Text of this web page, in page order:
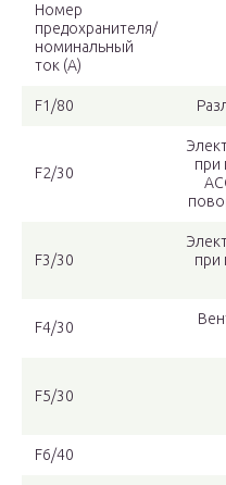
Номер
предохранителя/
номинальный
ток (А)
F1/80
F2/30
при
F3/30
при
F4/30
F5/30
F6/40